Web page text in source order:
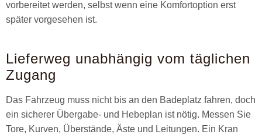
vorbereitet werden, selbst wenn eine Komfortoption erst
später vorgesehen ist.
Lieferweg unabhängig vom täglichen
Zugang
Das Fahrzeug muss nicht bis an den Badeplatz fahren, doch
ein sicherer Übergabe- und Hebeplan ist nötig. Messen Sie
Tore, Kurven, Überstände, Äste und Leitungen. Ein Kran